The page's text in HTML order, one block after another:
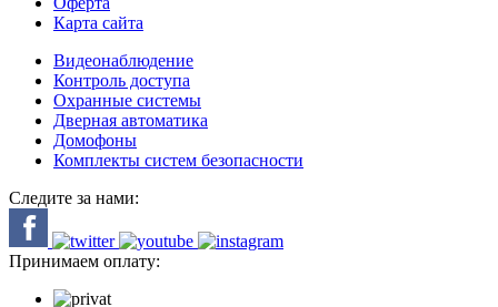
Карта сайта
Видеонаблюдение
Контроль доступа
Охранные системы
Дверная автоматика
Домофоны
Комплекты систем безопасности
Следите за нами:
Принимаем оплату: